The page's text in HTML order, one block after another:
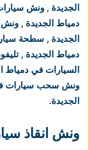
الجديدة , ونش
دمياط الجديدة , ونش
الجديدة , سطحة
دمياط الجديدة ,
السيارات في دمياط
ونش سحب سيارات
الجديدة.
ونش انقاذ